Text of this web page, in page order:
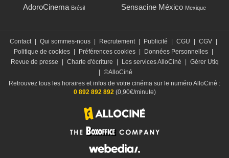
AdoroCinema Brésil Sensacine México Mexique
Contact Qui sommes-nous Recrutement Publicité CGU CGV
Politique de cookies
Préférences cookies Données Personnelles
Revue de presse
Charte d'écriture Les services AlloCiné
Gérer Utiq
©AlloCiné
Retrouvez tous les horaires et infos de votre cinéma sur le numéro AlloCiné :
0 892 892 892(0,90€/minute)